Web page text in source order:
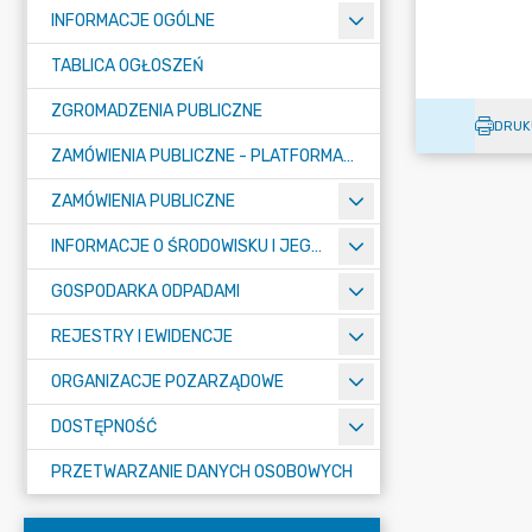
INFORMACJE OGÓLNE
TABLICA OGŁOSZEŃ
ZGROMADZENIA PUBLICZNE
ZAMÓWIENIA PUBLICZNE - PLATFORMA ZAKUPOWA (OD 01.05.2025R.)
ZAMÓWIENIA PUBLICZNE
INFORMACJE O ŚRODOWISKU I JEGO OCHRONIE
GOSPODARKA ODPADAMI
REJESTRY I EWIDENCJE
ORGANIZACJE POZARZĄDOWE
DOSTĘPNOŚĆ
PRZETWARZANIE DANYCH OSOBOWYCH